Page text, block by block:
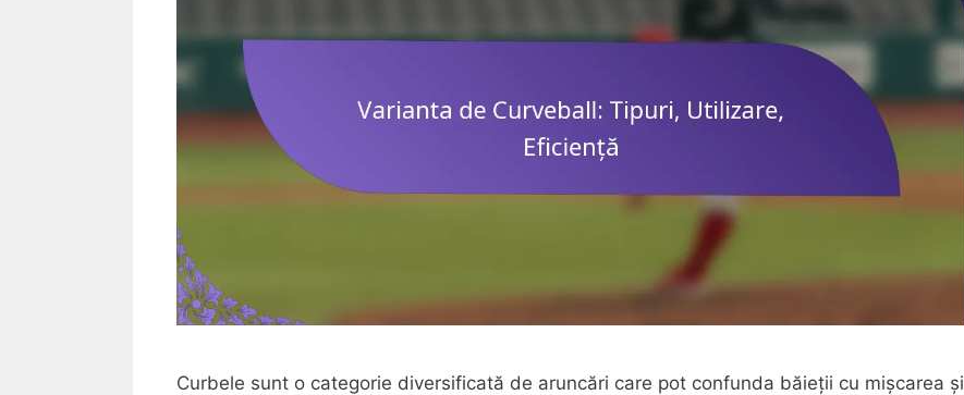
Curbele sunt o categorie diversificată de aruncări care pot confunda băieții cu mișcarea și